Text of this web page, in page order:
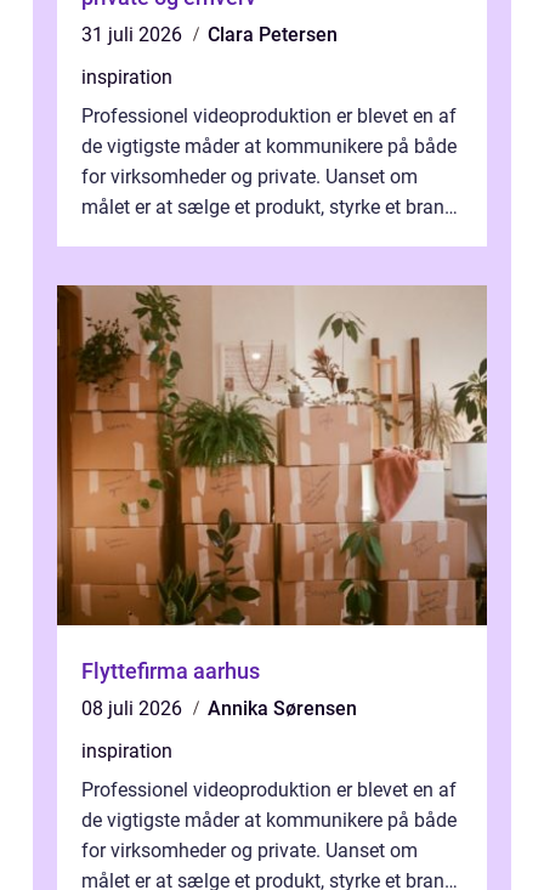
31 juli 2026
Clara Petersen
inspiration
Professionel videoproduktion er blevet en af
de vigtigste måder at kommunikere på både
for virksomheder og private. Uanset om
målet er at sælge et produkt, styrke et brand,
Flyttefirma aarhus
08 juli 2026
Annika Sørensen
inspiration
Professionel videoproduktion er blevet en af
de vigtigste måder at kommunikere på både
for virksomheder og private. Uanset om
målet er at sælge et produkt, styrke et brand,